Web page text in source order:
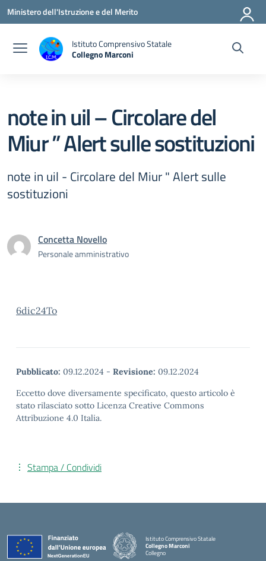
Vai ai contenuti
Vai al menu di navigazione
Vai al footer
Ministero dell'Istruzione e del Merito
Istituto Comprensivo Statale
Collegno Marconi
note in uil – Circolare del
Miur ” Alert sulle sostituzioni
note in uil - Circolare del Miur " Alert sulle
sostituzioni
Concetta Novello
Personale amministrativo
6dic24To
Pubblicato: 09.12.2024 - Revisione: 09.12.2024
Eccetto dove diversamente specificato, questo articolo è
stato rilasciato sotto Licenza Creative Commons
Attribuzione 4.0 Italia.
Stampa / Condividi
Istituto Comprensivo Statale
Collegno Marconi
Collegno